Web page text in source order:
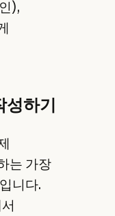
),
성하기
는 가장
니다.